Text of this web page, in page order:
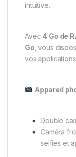
intuitive.
Avec 4 Go de
Go , vous
vos
Appareil
Double
Caméra
selfies et